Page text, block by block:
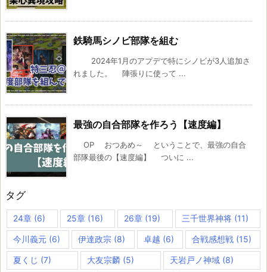
鉄騎馬シノビ部隊を組む
2024年1月のアプデで特にシノビが3人追加さ
れました。 陣張りに使って ...
最強の自合部隊を作ろう【速度編】
OP おつあめ～ ということで、最強の自合
部隊最後の【速度編】 ついに ...
タグ
24章 (6) 25章(16) 26章 (19) 三千世界神将(11)
今川義元 (6) 伊達政宗 (8) 卓越 (6) 合戦感想戦(15)
夏くじ (7) 大友宗麟 (5) 天岩戸ノ神域 (8)